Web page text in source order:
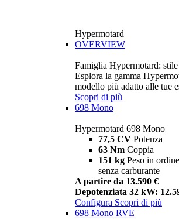
Hypermotard
OVERVIEW
Famiglia Hypermotard:
Esplora la gamma
modello più adatto alle tue
Scopri di più
698 Mono
Hypermotard 698 Mono
77,5 CV Potenza
63 Nm Coppia
151 kg Peso in
senza carburante
A partire da 13.590 €
Depotenziata 32 kW:
Configura Scopri di più
698 Mono RVE